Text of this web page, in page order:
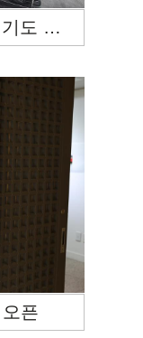
'26 교회학교 한 울타리 기도 모임
픈